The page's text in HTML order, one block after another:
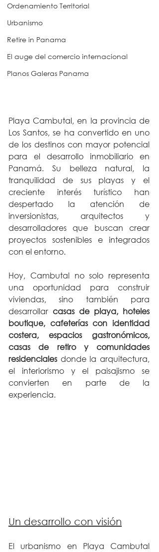
Ordenamiento Territorial
Urbanismo
Retire in Panama
El auge del comercio internacional
Planos Galeras Panama
Playa Cambutal, en la provincia de
Los Santos, se ha convertido en uno
de los destinos con mayor potencial
para el desarrollo inmobiliario en
Panamá. Su belleza natural, la
tranquilidad de sus playas y el
creciente interés turístico han
despertado la atención de
inversionistas, arquitectos y
desarrolladores que buscan crear
proyectos sostenibles e integrados
con el entorno.
Hoy, Cambutal no solo representa
una oportunidad para construir
viviendas, sino también para
desarrollar casas de playa, hoteles
boutique, cafeterías con identidad
costera, espacios gastronómicos,
casas de retiro y comunidades
residenciales donde la arquitectura,
el interiorismo y el paisajismo se
convierten en parte de la
experiencia.
Un desarrollo con visión
El urbanismo en Playa Cambutal